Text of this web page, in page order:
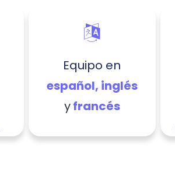
Equipo en
español, inglés
yfrancés